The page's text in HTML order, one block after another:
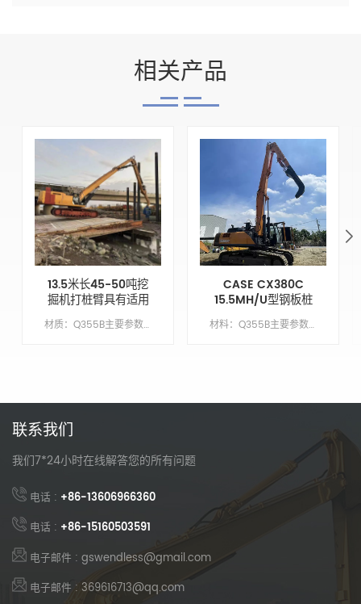
相关产品
13.5米长45-50吨挖
掘机打桩臂具有适用
于Cat350的打桩深
度 材质：Q355B主要参数模型CAT350动臂长度9.6M臂长4.2米锤头臂XM手臂油缸类型外贸类型（国外）配重X吨
CASE CX380C
15.5MH/U型钢板桩
围堰驱动臂 材料：Q355B主要参数模型CX380C繁荣长度10.5 米臂长5米臂缸类型外贸类型（外国）配重7吨
联系我们
我们7*24小时在线解答您的所有问题
电话 : +86-13606966360
电话 : +86-15160503591
电子邮件 : gswendless@gmail.com
电子邮件 : 369616713@qq.com